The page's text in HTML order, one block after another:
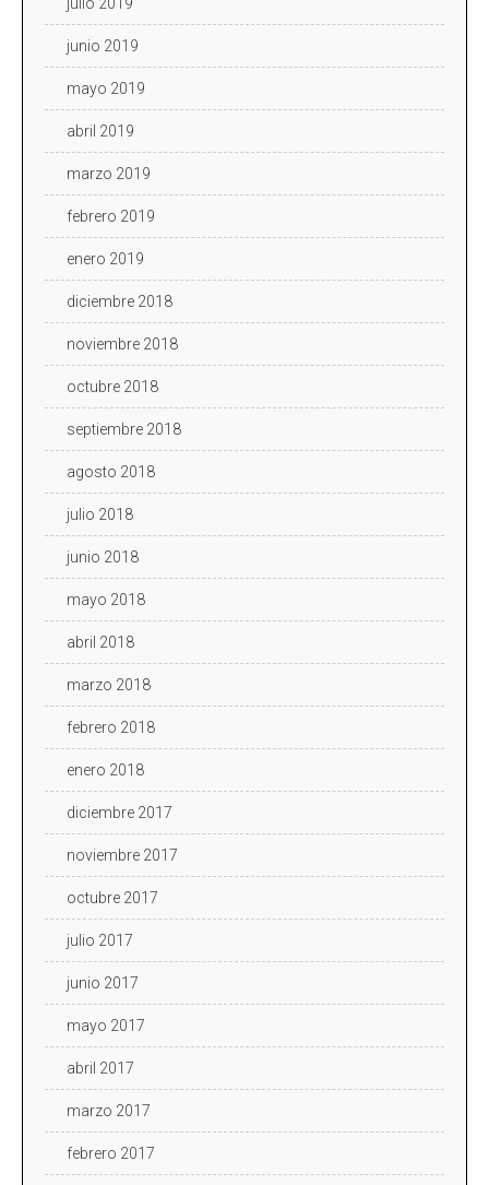
junio 2019
mayo 2019
abril 2019
marzo 2019
febrero 2019
enero 2019
diciembre 2018
noviembre 2018
octubre 2018
septiembre 2018
agosto 2018
julio 2018
junio 2018
mayo 2018
abril 2018
marzo 2018
febrero 2018
enero 2018
diciembre 2017
noviembre 2017
octubre 2017
julio 2017
junio 2017
mayo 2017
abril 2017
marzo 2017
febrero 2017